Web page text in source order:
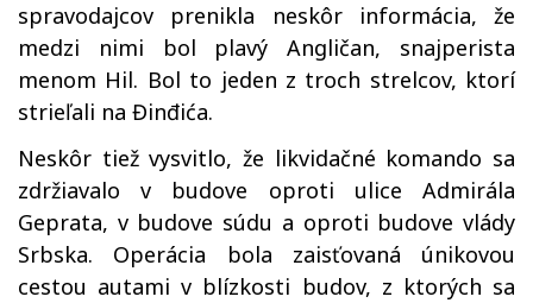
spravodajcov prenikla neskôr informácia, že
medzi nimi bol plavý Angličan, snajperista
menom Hil. Bol to jeden z troch strelcov, ktorí
strieľali na Đinđića.
Neskôr tiež vysvitlo, že likvidačné komando sa
zdržiavalo v budove oproti ulice Admirála
Geprata, v budove súdu a oproti budove vlády
Srbska. Operácia bola zaisťovaná únikovou
cestou autami v blízkosti budov, z ktorých sa